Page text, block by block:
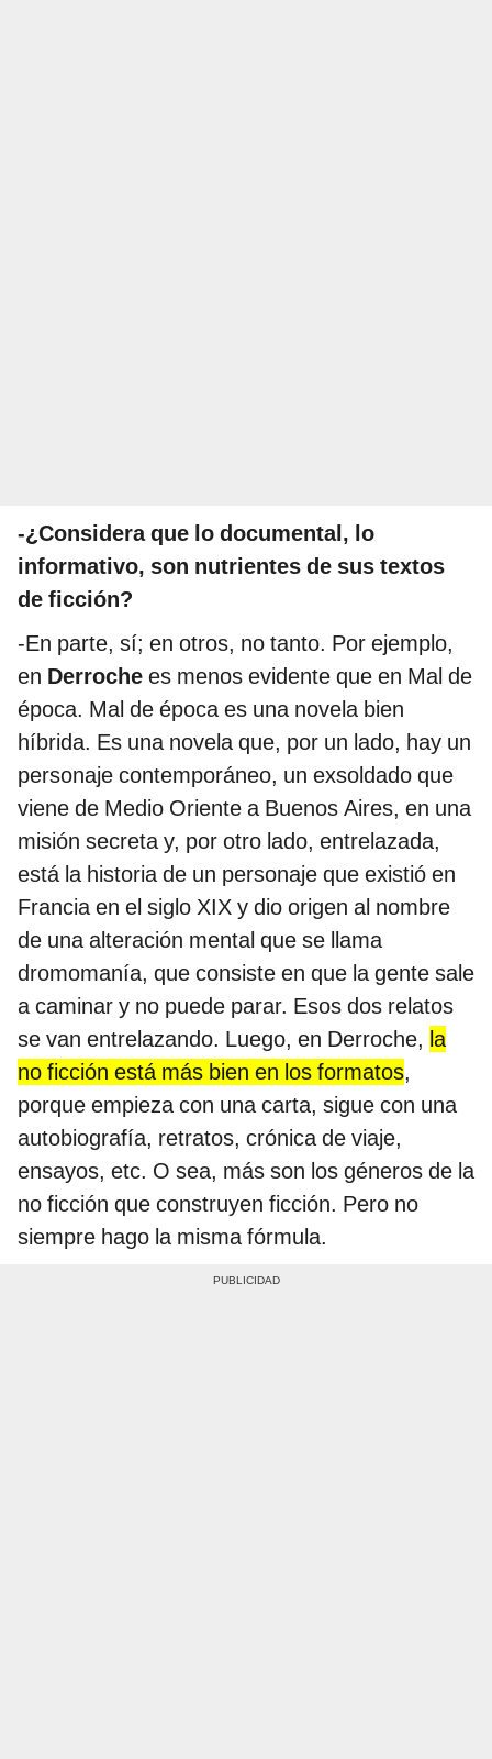
-¿Considera que lo documental, lo
informativo, son nutrientes de sus textos
de ficción?
-En parte, sí; en otros, no tanto. Por ejemplo,
en Derroche es menos evidente que en Mal de
época. Mal de época es una novela bien
híbrida. Es una novela que, por un lado, hay un
personaje contemporáneo, un exsoldado que
viene de Medio Oriente a Buenos Aires, en una
misión secreta y, por otro lado, entrelazada,
está la historia de un personaje que existió en
Francia en el siglo XIX y dio origen al nombre
de una alteración mental que se llama
dromomanía, que consiste en que la gente sale
a caminar y no puede parar. Esos dos relatos
se van entrelazando. Luego, en Derroche, la
no ficción está más bien en los formatos,
porque empieza con una carta, sigue con una
autobiografía, retratos, crónica de viaje,
ensayos, etc. O sea, más son los géneros de la
no ficción que construyen ficción. Pero no
siempre hago la misma fórmula.